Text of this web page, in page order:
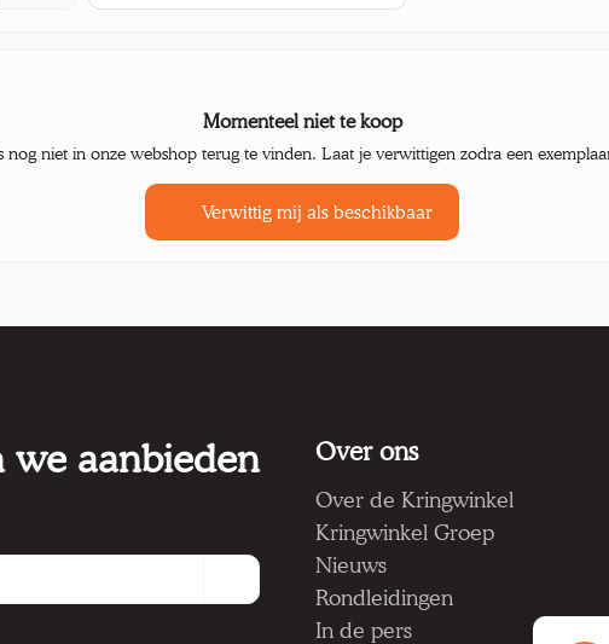
Momenteel niet te koop
nog niet in onze webshop terug te vinden. Laat je verwittigen zodra een
Verwittig mij als beschikbaar
we aanbieden
Over ons
Over de Kringwinkel
Kringwinkel Groep
Nieuws
Rondleidingen
In de pers